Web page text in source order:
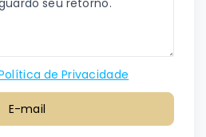
de Privacidade
E-mail